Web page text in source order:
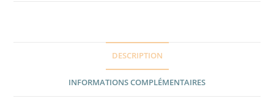
DESCRIPTION
INFORMATIONS COMPLÉMENTAIRES